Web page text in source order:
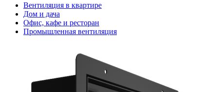
Вентиляция в квартире
Дом и дача
Офис, кафе и ресторан
Промышленная вентиляция